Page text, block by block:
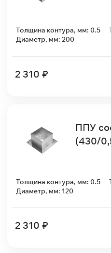
Толщина контура, мм: 0.5
Диаметр, мм: 200
2 310 ₽
ППУ
(430/
Толщина контура, мм: 0.5
Диаметр, мм: 120
2 310 ₽